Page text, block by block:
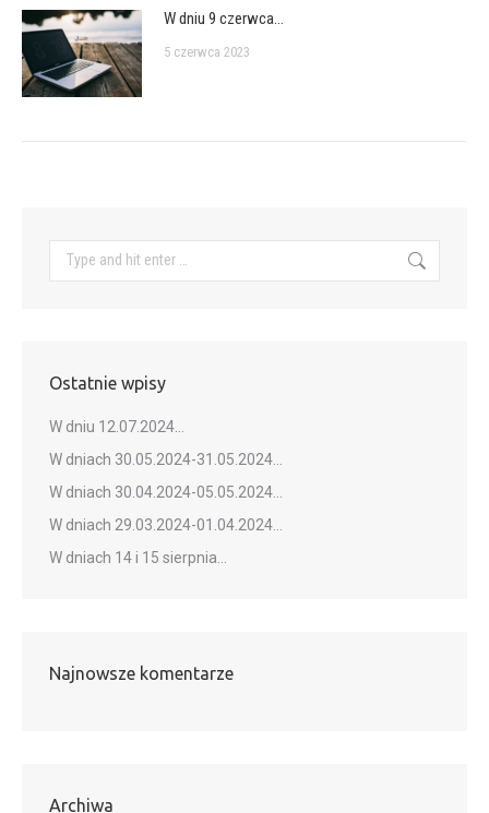
W dniu 9 czerwca…
5 czerwca 2023
Search:
Ostatnie wpisy
W dniu 12.07.2024…
W dniach 30.05.2024-31.05.2024…
W dniach 30.04.2024-05.05.2024…
W dniach 29.03.2024-01.04.2024…
W dniach 14 i 15 sierpnia…
Najnowsze komentarze
Archiwa